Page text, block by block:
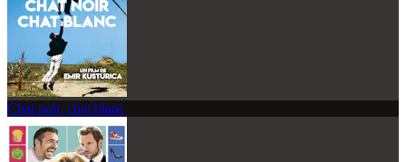
Chat noir, chat blanc